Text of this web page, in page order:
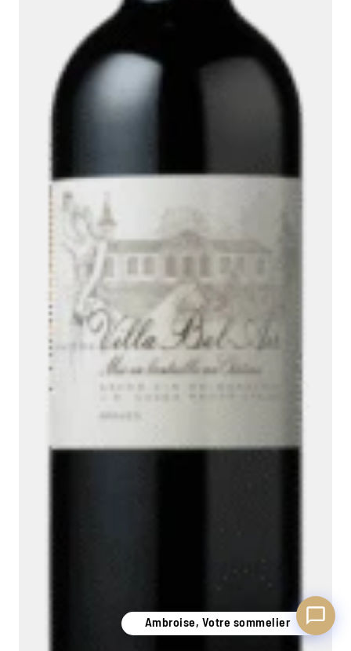
Ambroise, Votre sommelier
Ambroise, Votre sommelier